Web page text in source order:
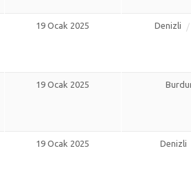
19 Ocak 2025 Denizli
19 Ocak 2025
19 Ocak 2025 Denizli